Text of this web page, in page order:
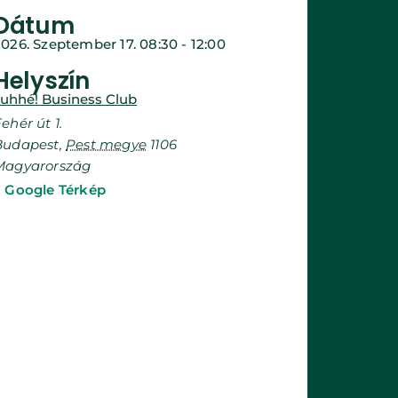
Szeptember 17. 08:30 - 12:00
Business Club
út 1.
, Pest megye 1106
Google Térkép